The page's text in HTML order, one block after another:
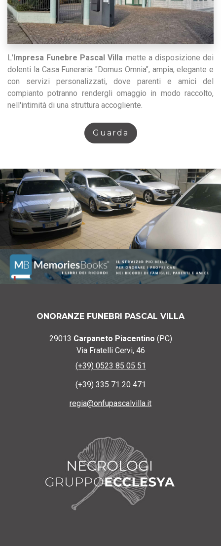
L'Impresa Funebre Pascal Villa mette a disposizione dei
dolenti la Casa Funeraria "Domus Omnia", ampia, elegante e
con servizi personalizzati, dove parenti e amici del
compianto potranno rendergli omaggio in modo raccolto,
nell'intimità di una struttura accogliente.
Guarda
ONORANZE FUNEBRI PASCAL VILLA
29013 Carpaneto Piacentino (PC)
Via Fratelli Cervi, 46
(+39) 0523 85 05 51
(+39) 335 71 20 471
regia@onfupascalvilla.it